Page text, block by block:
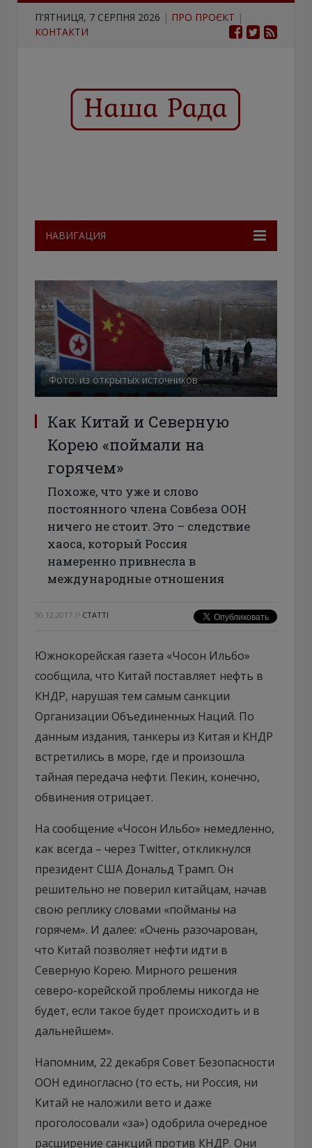
П'ЯТНИЦЯ, 7 СЕРПНЯ 2026 | ПРО ПРОЄКТ |
КОНТАКТИ
НАВИГАЦИЯ
Фото: из открытых источников
Как Китай и Северную
Корею «поймали на
горячем»
Похоже, что уже и слово
постоянного члена Совбеза ООН
ничего не стоит. Это – следствие
хаоса, который Россия
намеренно привнесла в
международные отношения
30.12.2017 // СТАТТІ
Южнокорейская газета «Чосон Ильбо»
сообщила, что Китай поставляет нефть в
КНДР, нарушая тем самым санкции
Организации Объединенных Наций. По
данным издания, танкеры из Китая и КНДР
встретились в море, где и произошла
тайная передача нефти. Пекин, конечно,
обвинения отрицает.
На сообщение «Чосон Ильбо» немедленно,
как всегда – через Тwitter, откликнулся
президент США Дональд Трамп. Он
решительно не поверил китайцам, начав
свою реплику словами «пойманы на
горячем». И далее: «Очень разочарован,
что Китай позволяет нефти идти в
Северную Корею. Мирного решения
северо-корейской проблемы никогда не
будет, если такое будет происходить и в
дальнейшем».
Напомним, 22 декабря Совет Безопасности
ООН единогласно (то есть, ни Россия, ни
Китай не наложили вето и даже
проголосовали «за») одобрила очередное
расширение санкций против КНДР. Они